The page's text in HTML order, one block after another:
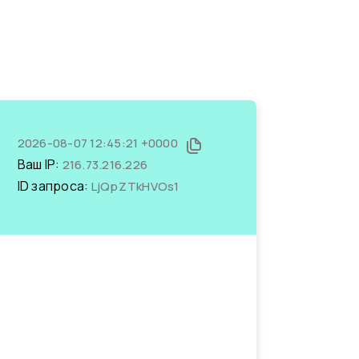
2026-08-07 12:45:21 +0000
Ваш IP: 216.73.216.226
ID запроса: LjQpZTkHVOs1